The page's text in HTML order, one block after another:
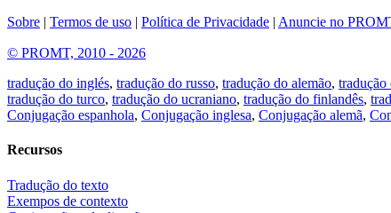
Sobre | Termos de uso | Política de Privacidade | Anuncie no
© PROMT, 2010 - 2026
tradução do inglés, tradução do russo, tradução do alemão, tradução
tradução do turco, tradução do ucraniano, tradução do finlandês,
Conjugação espanhola, Conjugação inglesa, Conjugação alemã,
Recursos
Tradução do texto
Exempos de contexto